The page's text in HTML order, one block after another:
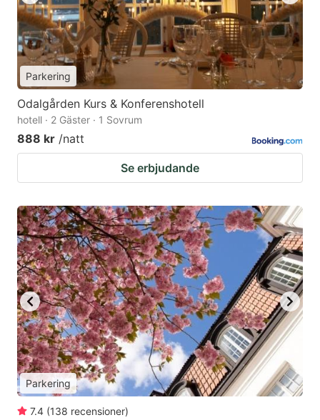
Parkering
Odalgården Kurs & Konferenshotell
hotell · 2 Gäster · 1 Sovrum
888 kr /natt
Se erbjudande
Parkering
7.4 (138 recensioner)